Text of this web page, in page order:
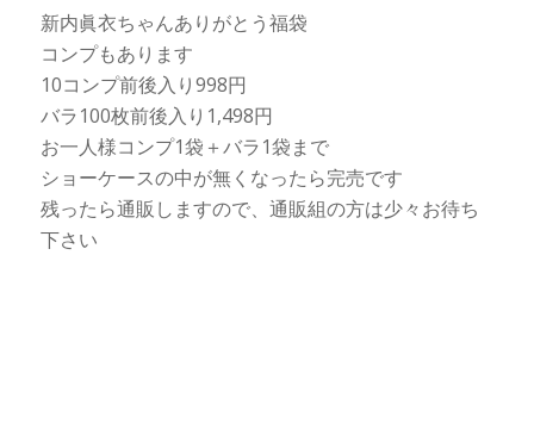
新内眞衣ちゃんありがとう福袋
コンプもあります
10コンプ前後入り998円
バラ100枚前後入り1,498円
お一人様コンプ1袋＋バラ1袋まで
ショーケースの中が無くなったら完売です
残ったら通販しますので、通販組の方は少々お待ち
下さい